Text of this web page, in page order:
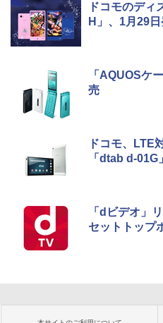
ドコモのディ
H」、1月29
「AQUOSケ
売
ドコモ、LTE
「dtab d-
「dビデオ」
セットトップ